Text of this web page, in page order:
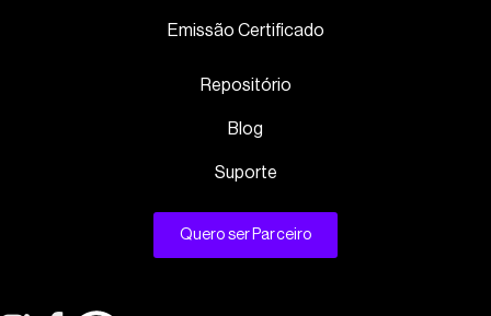
Emissão Certificado
Repositório
Blog
Suporte
Quero ser Parceiro